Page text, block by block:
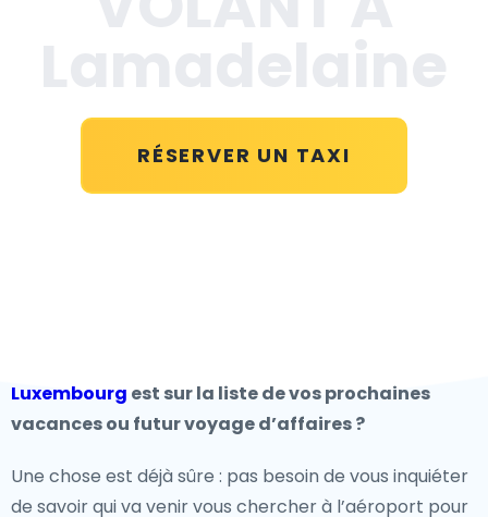
RÉSERVER UN TAXI
Luxembourg est sur la liste de vos prochaines
vacances ou futur voyage d’affaires ?
Une chose est déjà sûre : pas besoin de vous inquiéter
de savoir qui va venir vous chercher à l’aéroport pour